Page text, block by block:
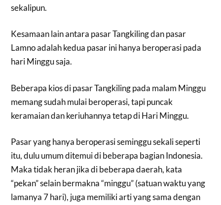
sekalipun.
Kesamaan lain antara pasar Tangkiling dan pasar
Lamno adalah kedua pasar ini hanya beroperasi pada
hari Minggu saja.
Beberapa kios di pasar Tangkiling pada malam Minggu
memang sudah mulai beroperasi, tapi puncak
keramaian dan keriuhannya tetap di Hari Minggu.
Pasar yang hanya beroperasi seminggu sekali seperti
itu, dulu umum ditemui di beberapa bagian Indonesia.
Maka tidak heran jika di beberapa daerah, kata
“pekan” selain bermakna “minggu” (satuan waktu yang
lamanya 7 hari), juga memiliki arti yang sama dengan